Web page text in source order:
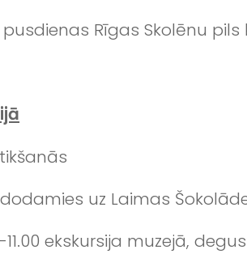
pusdienas Rīgas Skolēnu
uz Laimas
11.00 ekskursija muzejā,